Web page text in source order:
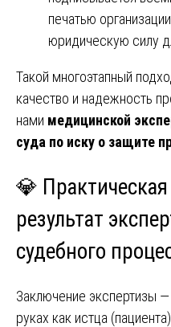
печатью
юридическую силу
Такой многоэтапный
качество и надежность
нами медицинской
суда по иску о защите
💎
результат
судебного
Заключение экспертизы
руках как истца